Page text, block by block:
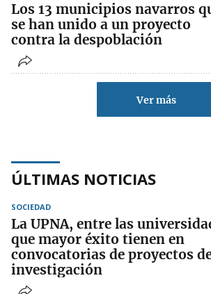
Los 13 municipios navarros
se han unido a un proyecto
contra la despoblación
Ver más
ÚLTIMAS NOTICIAS
SOCIEDAD
La UPNA, entre las
que mayor éxito tienen en
convocatorias de proyectos
investigación